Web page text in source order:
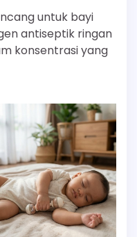
untuk bayi
antiseptik ringan
konsentrasi yang